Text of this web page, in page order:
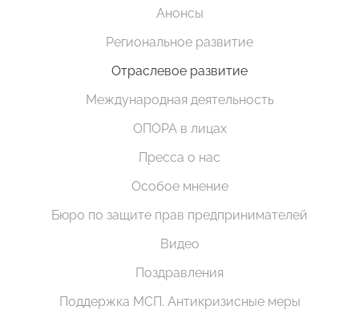
Анонсы
Региональное развитие
Отраслевое развитие
Международная деятельность
ОПОРА в лицах
Пресса о нас
Особое мнение
Бюро по защите прав предпринимателей
Видео
Поздравления
Поддержка МСП. Антикризисные меры